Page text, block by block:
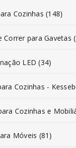
Cozinhas (148)
Correr para Gavetas
LED (34)
Cozinhas -
Cozinhas e
Móveis (81)